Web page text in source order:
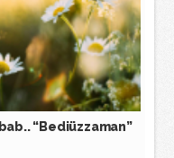
“Bediüzzaman”